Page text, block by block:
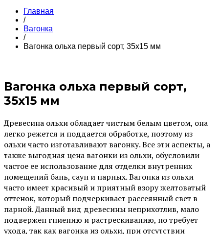
Главная
/
Вагонка
/
Вагонка ольха первый сорт, 35х15 мм
Вагонка ольха первый сорт,
35х15 мм
Древесина ольхи обладает чистым белым цветом, она
легко режется и поддается обработке, поэтому из
ольхи часто изготавливают вагонку. Все эти аспекты, а
также выгодная цена вагонки из ольхи, обусловили
частое ее использование для отделки внутренних
помещений бань, саун и парных. Вагонка из ольхи
часто имеет красивый и приятный взору желтоватый
оттенок, который подчеркивает рассеянный свет в
парной. Данный вид древесины неприхотлив, мало
подвержен гниению и растрескиванию, но требует
ухода, так как вагонка из ольхи, при отсутствии